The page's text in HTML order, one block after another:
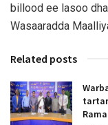
billood ee lasoo
Wasaaradda
Related posts